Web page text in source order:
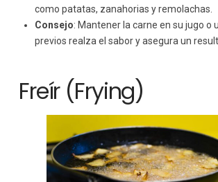
como patatas, zanahorias y remolachas.
Consejo: Mantener la carne en su jugo o
previos realza el sabor y asegura un
Freír (Frying)